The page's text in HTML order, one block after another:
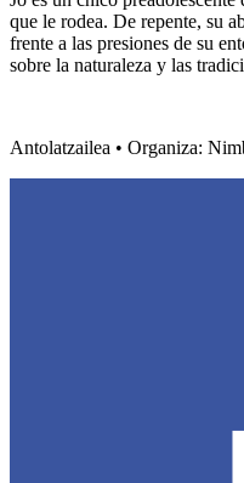
que le rodea. De repente, su
frente a las presiones de su
sobre la naturaleza y las
Antolatzailea • Organiza: